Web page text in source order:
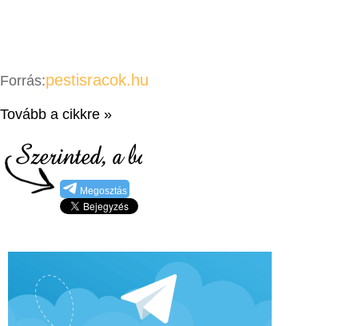
Forrás:pestisracok.hu
Tovább a cikkre »
Megosztás